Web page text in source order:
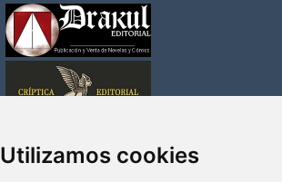
Utilizamos cookies